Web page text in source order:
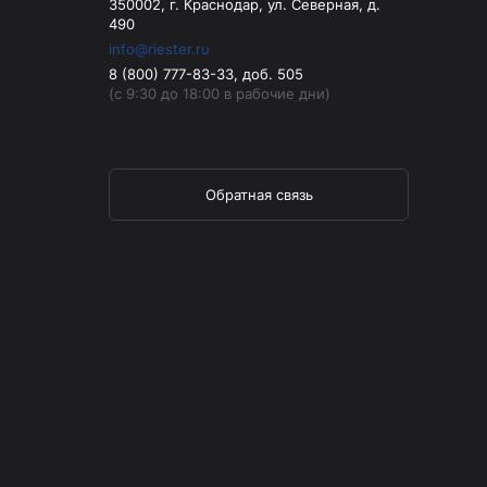
350002, г. Краснодар, ул. Северная, д.
490
info@riester.ru
8 (800) 777-83-33, доб. 505
(с 9:30 до 18:00 в рабочие дни)
Обратная связь